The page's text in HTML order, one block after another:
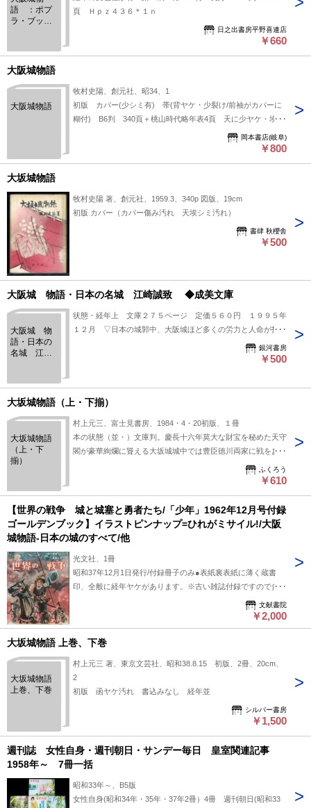
語 ：ポプ
ラ・ブック
頁 Ｈｐｚ４３６＊１ｎ
日之出書房平野喜連店
￥660
大阪城物語
大阪城物語
牧村史陽、創元社、昭34、1
初版 カバー(少シミ有) 帯(背ヤケ・少裂け/前袖がカバーに
糊付) B6判 340頁＋桃山時代略年表4頁 天に少ヤケ・埃シ
岡本書店(岐阜)
￥800
大坂城物語
牧村史陽 著、創元社、1959.3、340p 図版、19cm
初版 カバー（カバー傷み汚れ 天埃シミ汚れ）
書肆 秋櫻舎
￥500
大阪城 物語・日本の名城 江崎誠致 ◆成美文庫
大阪城 物
語・日本の
名城 江崎
状態・経年上 文庫２７５ページ 定価５６０円 １９９５年
１２月 ▽日本の城郭中、大阪城ほど多くの労力と人命が投入
銀河書房
￥500
大坂城物語（上・下揃）
大坂城物語
（上・下
揃）
村上元三、富士見書房、1984・4・20初版、１冊
本の状態（並・）文庫判。慶長十六年莫大な財宝を秘めた天守
閣が豪華絢爛に聳える大坂城城中では豊臣徳川両家に戦をおこ
ふくろう
￥610
【世界の戦争 城と城塞と勇者たち/「少年」1962年12月号付録
ゴールデンブック】イラストピンナップ=ひれがミサイル!/大阪
城物語-日本の城のすべて/他
光文社、1冊
昭和37年12月1日発行/付録冊子のみ●表紙裏表紙に薄く蔵書
印、全般に経年ヤケがあります。※古い雑誌付録ですので多少
文献書院
￥2,000
大坂城物語 上巻、下巻
大坂城物語
上巻、下巻
村上元三 著、東京文芸社、昭和38.8.15 初版、2冊、20cm、
2
初版 函ヤケ汚れ 書込みなし 経年並
シルバー書房
￥1,500
週刊誌 女性自身・週刊朝日・サンデー毎日 皇室関連記事
1958年～ 7冊一括
昭和33年～、B5版
女性自身(昭和34年・35年・37年2冊）4冊 週刊朝日(昭和33